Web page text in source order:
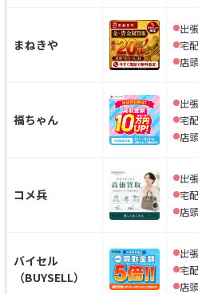
まねきや
出
宅
店
福ちゃん
出
宅
店
コメ兵
出
宅
店
バイセル
（BUYSELL）
出
宅
店